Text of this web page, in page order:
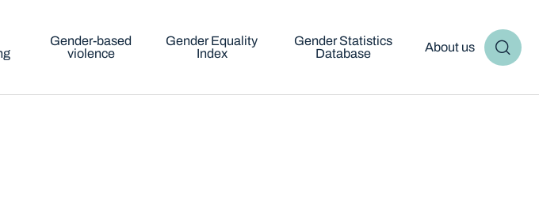
Gender-based
violence
Gender Equality
Index
Gender Statistics
Database
About us